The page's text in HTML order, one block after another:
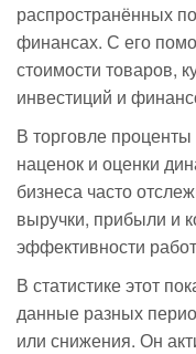
распространённых
финансах. С его
стоимости товаров,
инвестиций и
В торговле проценты
наценок и оценки
бизнеса часто
выручки, прибыли и
эффективности
В статистике этот
данные разных
или снижения. Он